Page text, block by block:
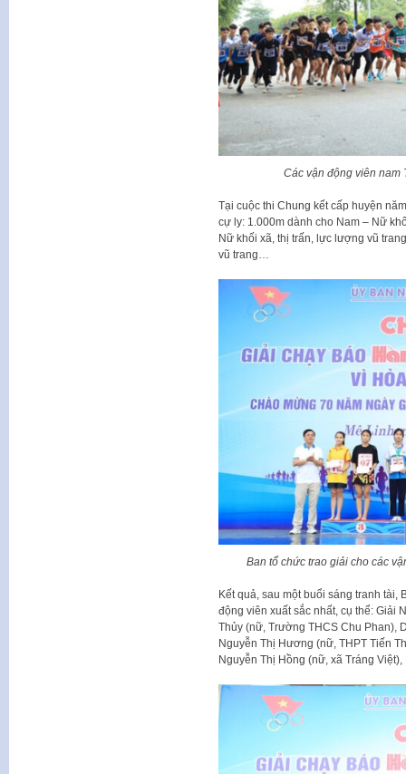
Các vận động viên nam
Tại cuộc thi Chung kết cấp huyện
cự ly: 1.000m dành cho Nam – Nữ
Nữ khối xã, thị trấn, lực lượng vũ
vũ trang…
Ban tổ chức trao giải cho các
Kết quả, sau một buổi sáng tranh tài,
động viên xuất sắc nhất, cụ thể: Giải
Thủy (nữ, Trường THCS Chu Phan),
Nguyễn Thị Hương (nữ, THPT Tiến
Nguyễn Thị Hồng (nữ, xã Tráng